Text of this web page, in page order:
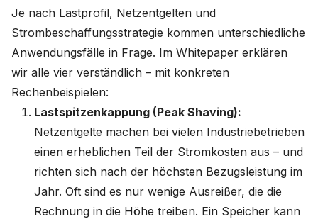
Je nach Lastprofil, Netzentgelten und
Strombeschaffungsstrategie kommen unterschiedliche
Anwendungsfälle in Frage. Im Whitepaper erklären
wir alle vier verständlich – mit konkreten
Rechenbeispielen:
Lastspitzenkappung (Peak Shaving):
Netzentgelte machen bei vielen Industriebetrieben
einen erheblichen Teil der Stromkosten aus – und
richten sich nach der höchsten Bezugsleistung im
Jahr. Oft sind es nur wenige Ausreißer, die die
Rechnung in die Höhe treiben. Ein Speicher kann